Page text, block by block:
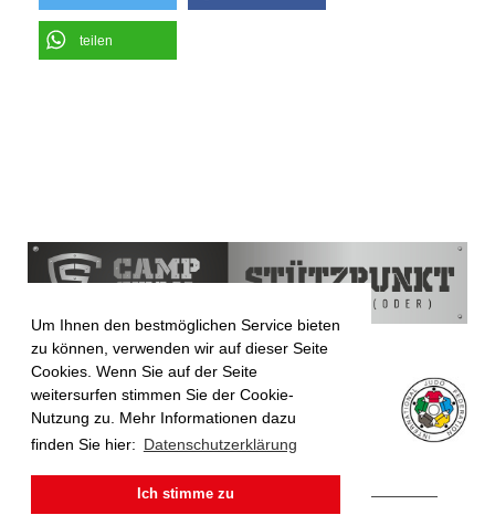
Um Ihnen den bestmöglichen Service bieten
zu können, verwenden wir auf dieser Seite
Cookies. Wenn Sie auf der Seite
weitersurfen stimmen Sie der Cookie-
Nutzung zu. Mehr Informationen dazu
finden Sie hier: Datenschutzerklärung
Ich stimme zu
teilen